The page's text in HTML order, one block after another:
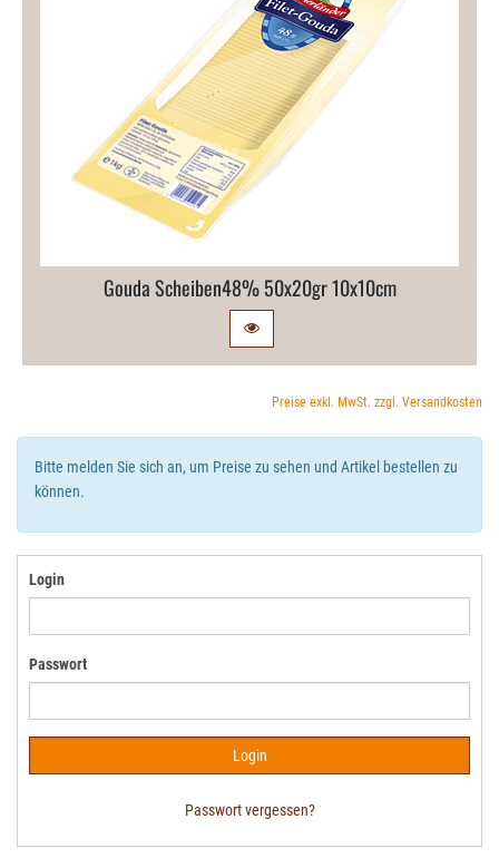
Gouda Scheiben48% 50x20gr 10x10cm
Preise exkl. MwSt. zzgl. Versandkosten
Bitte melden Sie sich an, um Preise zu sehen und Artikel bestellen zu
können.
Login
Passwort
Passwort vergessen?